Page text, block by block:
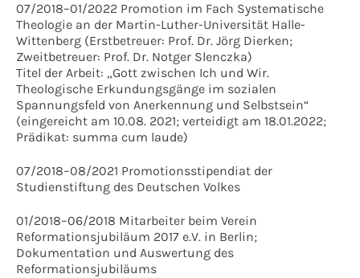
07/2018–01/2022 Promotion im Fach Systematische
Theologie an der Martin-Luther-Universität Halle-
Wittenberg (Erstbetreuer: Prof. Dr. Jörg Dierken;
Zweitbetreuer: Prof. Dr. Notger Slenczka)
Titel der Arbeit: „Gott zwischen Ich und Wir.
Theologische Erkundungsgänge im sozialen
Spannungsfeld von Anerkennung und Selbstsein“
(eingereicht am 10.08. 2021; verteidigt am 18.01.2022;
Prädikat: summa cum laude)
07/2018–08/2021 Promotionsstipendiat der
Studienstiftung des Deutschen Volkes
01/2018–06/2018 Mitarbeiter beim Verein
Reformationsjubiläum 2017 e.V. in Berlin;
Dokumentation und Auswertung des
Reformationsjubiläums